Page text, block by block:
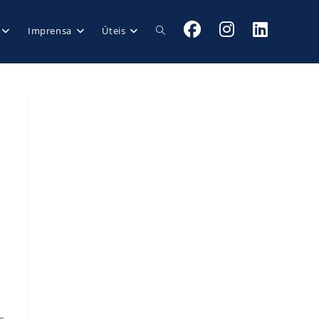
Imprensa Úteis